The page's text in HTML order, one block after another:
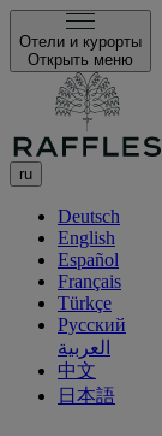
Отели и курорты
Открыть меню
ru
Deutsch
English
Español
Français
Türkçe
Русский
العربية
中文
日本語